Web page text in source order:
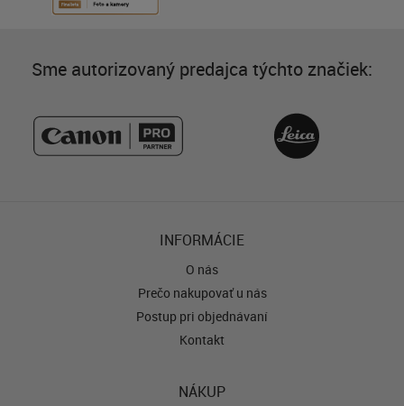
Sme autorizovaný predajca týchto značiek:
INFORMÁCIE
O nás
Prečo nakupovať u nás
Postup pri objednávaní
Kontakt
NÁKUP